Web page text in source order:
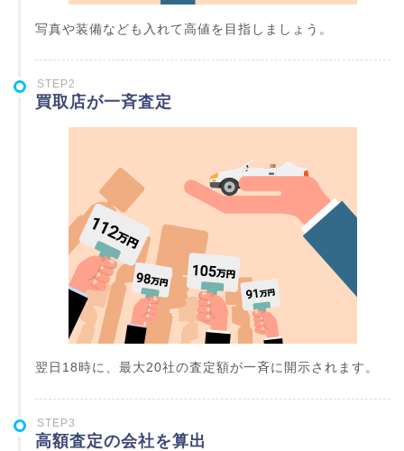
写真や装備なども入れて高値を目指しましょう。
STEP2
買取店が一斉査定
翌日18時に、最大20社の査定額が一斉に開示されます。
STEP3
高額査定の会社を算出